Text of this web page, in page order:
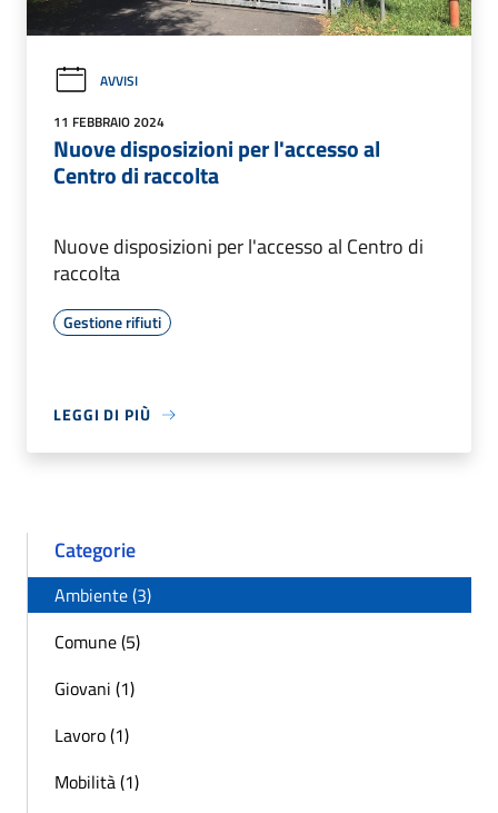
AVVISI
11 FEBBRAIO 2024
Nuove disposizioni per l'accesso al
Centro di raccolta
Nuove disposizioni per l'accesso al Centro di
raccolta
Gestione rifiuti
LEGGI DI PIÙ
Categorie
Ambiente (3)
Comune (5)
Giovani (1)
Lavoro (1)
Mobilità (1)